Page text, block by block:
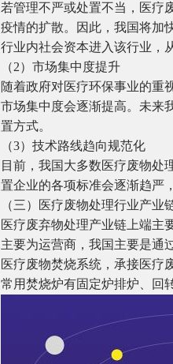
若管理不严或处置不当，医疗
疫情的扩散。因此，我国将加
行业内社会资本进入该行业，
（2）市场集中度提升
随着政府对医疗环保事业的重
市场集中度会逐渐提高。未来
置方式。
（3）技术路线趋向规范化
目前，我国大多数医疗废物处
置企业的各项标准会逐渐趋严
（三）医疗废物处理行业产业
医疗废弃物处理产业链上端主
主要为运营商，我国主要是通
医疗废物焚烧系统，承接医疗
常用焚烧炉有固定炉排炉、回